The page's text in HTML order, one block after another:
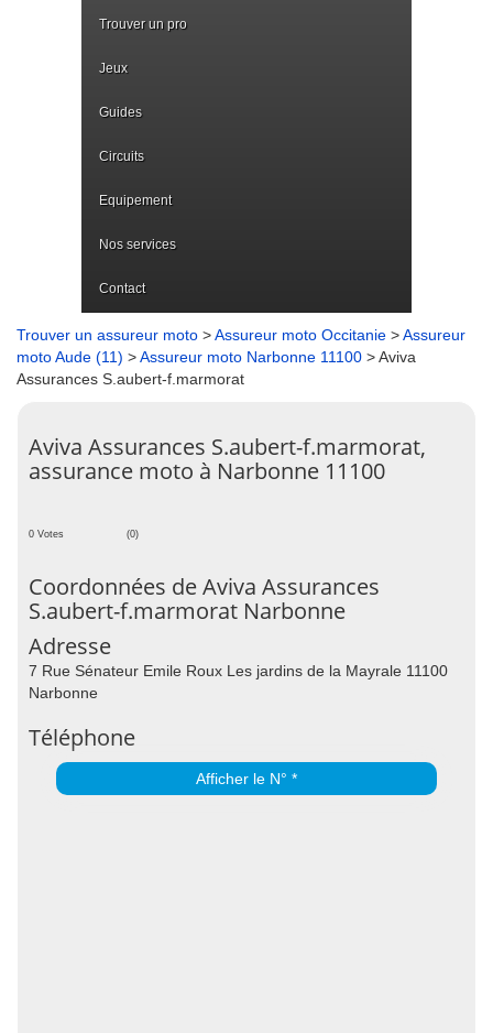
Trouver un pro
Jeux
Guides
Circuits
Equipement
Nos services
Contact
Trouver un assureur moto >Assureur moto Occitanie >Assureur
moto Aude (11) >Assureur moto Narbonne 11100 > Aviva
Assurances S.aubert-f.marmorat
Aviva Assurances S.aubert-f.marmorat,
assurance moto à Narbonne 11100
0 Votes (0)
Coordonnées de Aviva Assurances
S.aubert-f.marmorat Narbonne
Adresse
7 Rue Sénateur Emile Roux Les jardins de la Mayrale 11100
Narbonne
Téléphone
Afficher le N° *